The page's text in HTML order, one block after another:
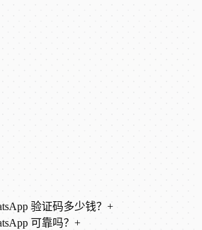
验证码多少钱？ +
可靠吗？ +